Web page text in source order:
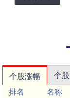
个股涨幅 个
排名
名称